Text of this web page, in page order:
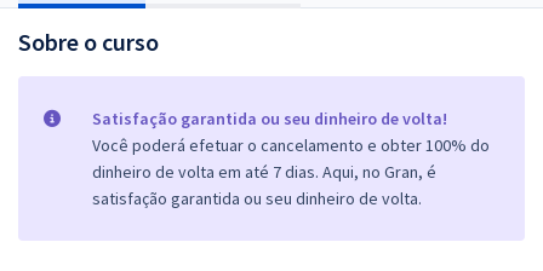
Sobre o curso
Satisfação garantida ou seu dinheiro de volta!
Você poderá efetuar o cancelamento e obter 100% do
dinheiro de volta em até 7 dias. Aqui, no Gran, é
satisfação garantida ou seu dinheiro de volta.